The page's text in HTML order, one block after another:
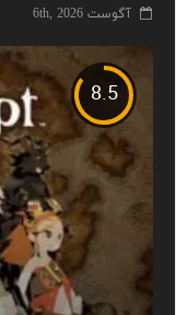
آگوست 6th, 2026
8.5